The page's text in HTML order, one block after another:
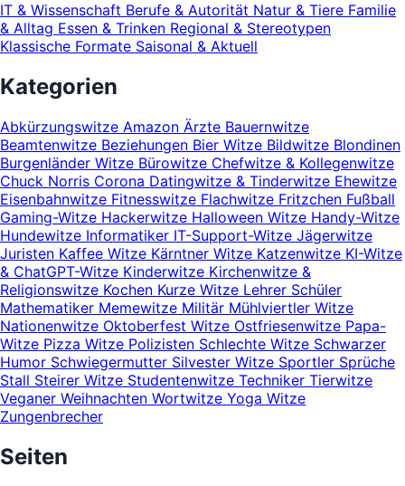
IT & Wissenschaft Berufe & Autorität Natur & Tiere Familie
& Alltag Essen & Trinken Regional & Stereotypen
Klassische Formate Saisonal & Aktuell
Kategorien
Abkürzungswitze Amazon Ärzte Bauernwitze
Beamtenwitze Beziehungen Bier Witze Bildwitze Blondinen
Burgenländer Witze Bürowitze Chefwitze & Kollegenwitze
Chuck Norris Corona Datingwitze & Tinderwitze Ehewitze
Eisenbahnwitze Fitnesswitze Flachwitze Fritzchen Fußball
Gaming-Witze Hackerwitze Halloween Witze Handy-Witze
Hundewitze Informatiker IT-Support-Witze Jägerwitze
Juristen Kaffee Witze Kärntner Witze Katzenwitze KI-Witze
& ChatGPT-Witze Kinderwitze Kirchenwitze &
Religionswitze Kochen Kurze Witze Lehrer Schüler
Mathematiker Memewitze Militär Mühlviertler Witze
Nationenwitze Oktoberfest Witze Ostfriesenwitze Papa-
Witze Pizza Witze Polizisten Schlechte Witze Schwarzer
Humor Schwiegermutter Silvester Witze Sportler Sprüche
Stall Steirer Witze Studentenwitze Techniker Tierwitze
Veganer Weihnachten Wortwitze Yoga Witze
Zungenbrecher
Seiten